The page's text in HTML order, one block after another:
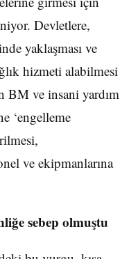
Devletlere,
yaklaşması ve
hizmeti alabilmesi
BM ve insani yardım
‘engelleme
ve ekipmanlarına
sebep olmuştu